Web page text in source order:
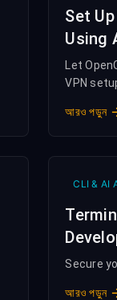
Set
Using
Let
VPN
আরও পড়ুন
CLI & AI
Secure
আরও পড়ুন